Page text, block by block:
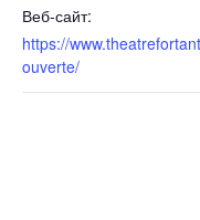
Веб-сайт:
https://
ouverte/